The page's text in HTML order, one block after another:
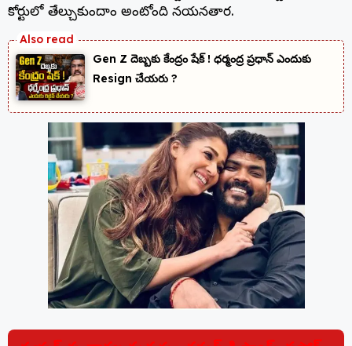
కోర్టులో తేల్చుకుందాం అంటోంది నయనతార.
Gen Z దెబ్బకు కేంద్రం షేక్ ! ధర్మంద్ర ప్రధాన్ ఎందుకు
Resign చేయరు ?